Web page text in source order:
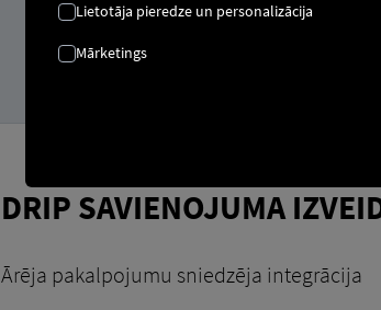
DRIP SAVIENOJUMA
Ārēja pakalpojumu sniedzēja integrācija
Lietotāja pieredze un personalizācija
Mārketings